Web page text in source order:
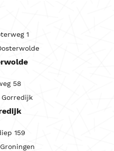
1
58
Gorredijk
159